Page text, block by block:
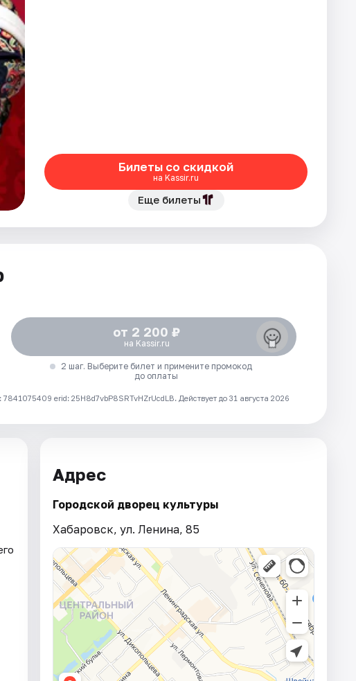
Билеты со скидкой
на Kassir.ru
Еще билеты
от 2 200 ₽
на Kassir.ru
2 шаг. Выберите билет и примените промокод
до оплаты
erid: 25H8d7vbP8SRTvHZrUcdLB. Действует до 31 августа 2026
Адрес
Городской дворец культуры
Хабаровск, ул. Ленина, 85